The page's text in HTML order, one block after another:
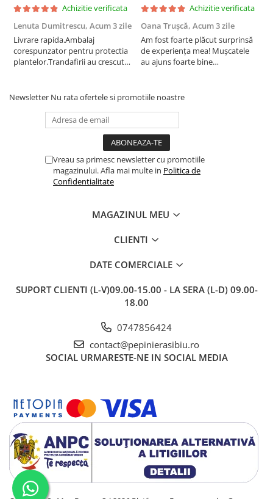
Achizitie verificata
Lenuta Dumitrescu, Acum 3 zile
Livrare rapida.Ambalaj
corespunzator pentru protectia
plantelor.Trandafirii au crescut
Achizitie verificata
Oana Trușcă, Acum 3 zile
Am fost foarte plăcut surprinsă
de experiența mea! Mușcatele
au ajuns foarte bine
transportului. Se vede că au fost
Newsletter Nu rata ofertele si promotiile noastre
Vreau sa primesc newsletter cu promotiile
magazinului. Afla mai multe in Politica de
Confidentialitate
MAGAZINUL MEU
CLIENTI
DATE COMERCIALE
SUPORT CLIENTI (L-V)09.00-15.00 - LA SERA (L-D) 09.00-
18.00
0747856424
contact@pepinierasibiu.ro
SOCIAL URMARESTE-NE IN SOCIAL MEDIA